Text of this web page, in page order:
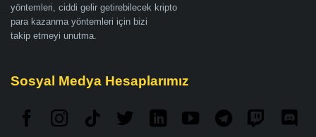
yöntemleri, ciddi gelir getirebilecek kripto
para kazanma yöntemleri için bizi
takip etmeyi unutma.
Sosyal Medya Hesaplarımız